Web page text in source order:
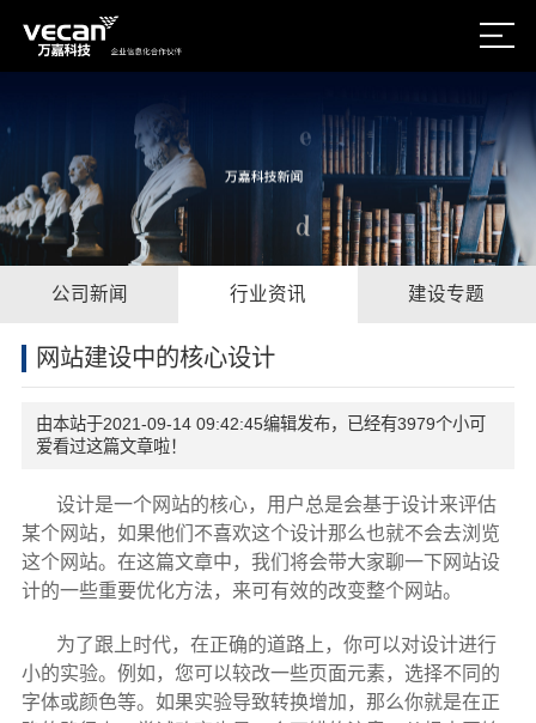
公司新闻 行业资讯 建设专题
网站建设中的核心设计
由本站于2021-09-14 09:42:45编辑发布，已经有3979个小可
爱看过这篇文章啦！
设计是一个网站的核心，用户总是会基于设计来评估
某个网站，如果他们不喜欢这个设计那么也就不会去浏览
这个网站。在这篇文章中，我们将会带大家聊一下网站设
计的一些重要优化方法，来可有效的改变整个网站。
为了跟上时代，在正确的道路上，你可以对设计进行
小的实验。例如，您可以较改一些页面元素，选择不同的
字体或颜色等。如果实验导致转换增加，那么你就是在正